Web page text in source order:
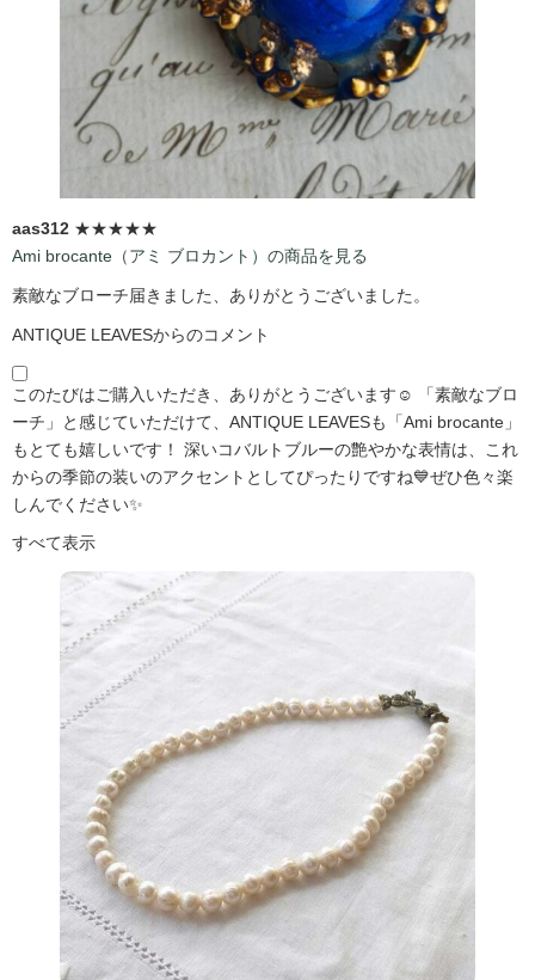
aas312 ★★★★★
Ami brocante（アミ ブロカント）の商品を見る
素敵なブローチ届きました、ありがとうございました。
ANTIQUE LEAVESからのコメント
このたびはご購入いただき、ありがとうございます☺️ 「素敵なブロ
ーチ」と感じていただけて、ANTIQUE LEAVESも「Ami brocante」
もとても嬉しいです！ 深いコバルトブルーの艶やかな表情は、これ
からの季節の装いのアクセントとしてぴったりですね💙ぜひ色々楽
しんでください✨
すべて表示